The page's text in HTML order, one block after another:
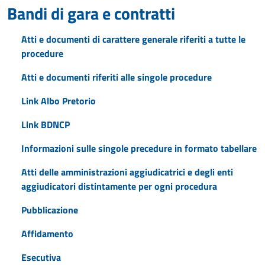
Bandi di gara e contratti
Atti e documenti di carattere generale riferiti a tutte le
procedure
Atti e documenti riferiti alle singole procedure
Link Albo Pretorio
Link BDNCP
Informazioni sulle singole precedure in formato tabellare
Atti delle amministrazioni aggiudicatrici e degli enti
aggiudicatori distintamente per ogni procedura
Pubblicazione
Affidamento
Esecutiva